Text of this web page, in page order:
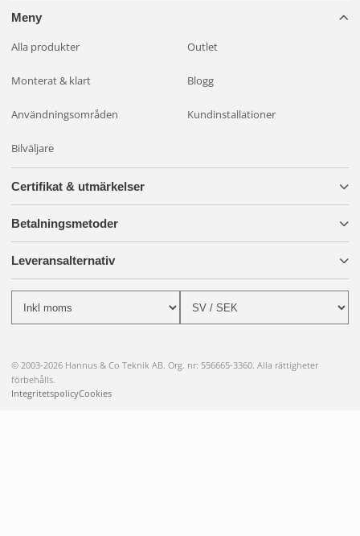
Meny
Alla produkter Outlet
Monterat & klart Blogg
Användningsområden Kundinstallationer
Bilväljare
Certifikat & utmärkelser
Betalningsmetoder
Leveransalternativ
© 2003-2026 Hannus & Co Teknik AB. Org. nr: 556665-3360. Alla rättigheter
förbehålls.
IntegritetspolicyCookies